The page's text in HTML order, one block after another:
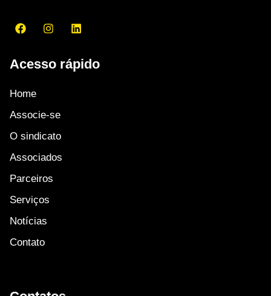
Acesso rápido
Home
Associe-se
O sindicato
Associados
Parceiros
Serviços
Notícias
Contato